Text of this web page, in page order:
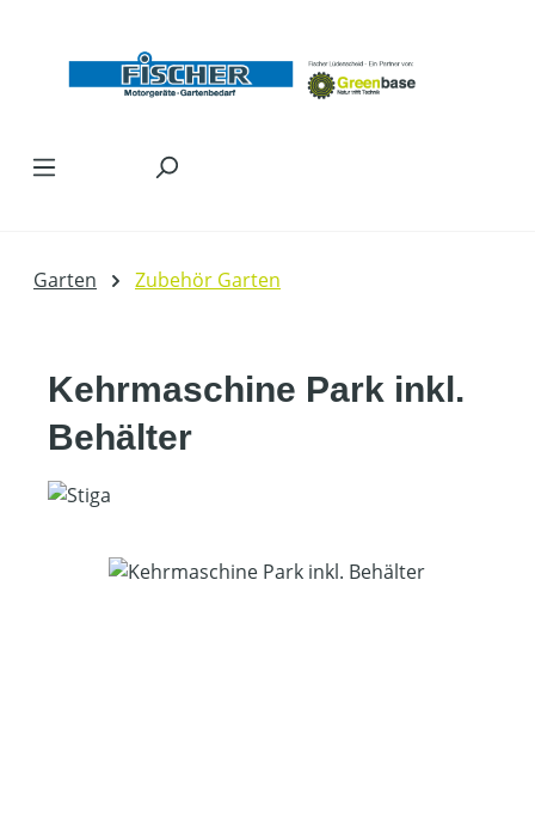
Garten Zubehör Garten
Kehrmaschine Park inkl.
Behälter
Bildergalerie überspringen